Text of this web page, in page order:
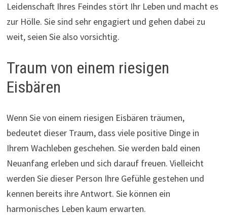
Leidenschaft Ihres Feindes stört Ihr Leben und macht es
zur Hölle. Sie sind sehr engagiert und gehen dabei zu
weit, seien Sie also vorsichtig.
Traum von einem riesigen
Eisbären
Wenn Sie von einem riesigen Eisbären träumen,
bedeutet dieser Traum, dass viele positive Dinge in
Ihrem Wachleben geschehen. Sie werden bald einen
Neuanfang erleben und sich darauf freuen. Vielleicht
werden Sie dieser Person Ihre Gefühle gestehen und
kennen bereits ihre Antwort. Sie können ein
harmonisches Leben kaum erwarten.